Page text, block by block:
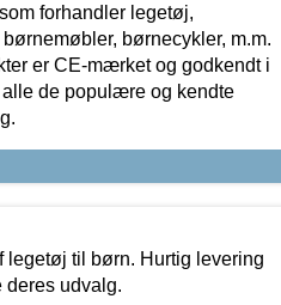
forhandler legetøj,
børnecykler, m.m.
er CE-mærket og godkendt i
de populære og kendte
til børn. Hurtig levering
deres udvalg.